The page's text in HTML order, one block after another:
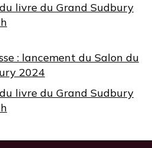
livre du Grand Sudbury
: lancement du Salon du
2024
livre du Grand Sudbury